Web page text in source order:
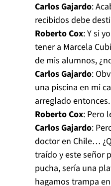
Carlos Gajardo:
recibidos debe
Roberto Cox: Y si
tener a Marcela
de mis alumnos,
Carlos Gajardo:
una piscina en mi
arreglado entonces.
Roberto Cox: Pero
Carlos Gajardo:
doctor en Chile…
traído y este señor
pucha, sería una
hagamos trampa